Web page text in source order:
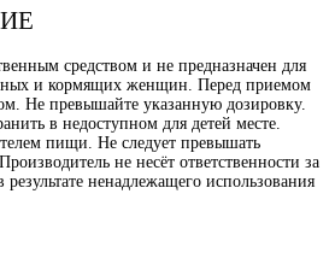
средством и не предназначен для
и кормящих женщин. Перед приемом
Не превышайте указанную дозировку.
в недоступном для детей месте.
пищи. Не следует превышать
не несёт ответственности за
ненадлежащего использования